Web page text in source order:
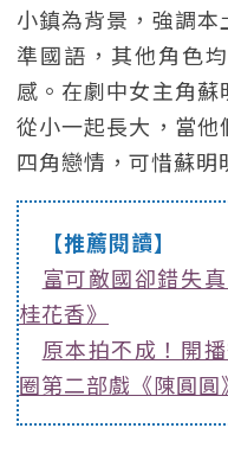
小鎮為背景，強調
準國語，其他角色
感。在劇中女主角
從小一起長大，當
四角戀情，可惜蘇明
【推薦閱讀】
富可敵國卻錯失
桂花香》
原本拍不成！開
圈第二部戲《陳圓圓